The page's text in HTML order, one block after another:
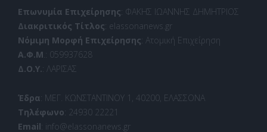
Επωνυμία Επιχείρησης: ΦΑΚΗΣ ΙΩΑΝΝΗΣ ΔΗΜΗΤΡΙΟΣ
Διακριτικός Τίτλος: elassonanews.gr
Νόμιμη Μορφή Επιχείρησης: Ατομική Επιχείρηση
Α.Φ.Μ.: 059937628
Δ.Ο.Υ.: ΛΑΡΙΣΑΣ
Έδρα: ΜΕΓ. ΚΩΝΣΤΑΝΤΙΝΟΥ 1, 40200, ΕΛΑΣΣΟΝΑ
Τηλέφωνο: 24930 22221
Email: info@elassonanews.gr